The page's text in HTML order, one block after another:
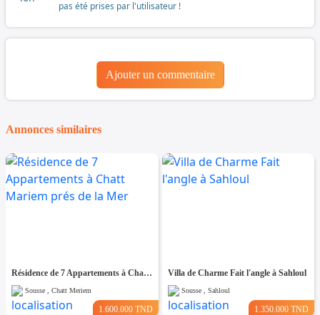
pas été prises par l'utilisateur !
Ajouter un commentaire
Annonces similaires
Résidence de 7 Appartements à Chatt Mariem prés de la Mer
Sousse , Chatt Meriem
1.600.000 TND
Villa de Charme Fait l'angle à Sahloul
Sousse , Sahloul
1.350.000 TND